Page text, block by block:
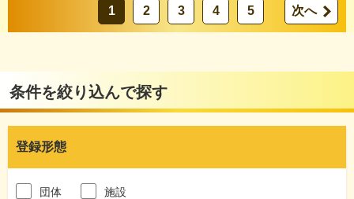
1 2 3 4 5 次へ
条件を絞り込んで探す
登録形態
団体 施設